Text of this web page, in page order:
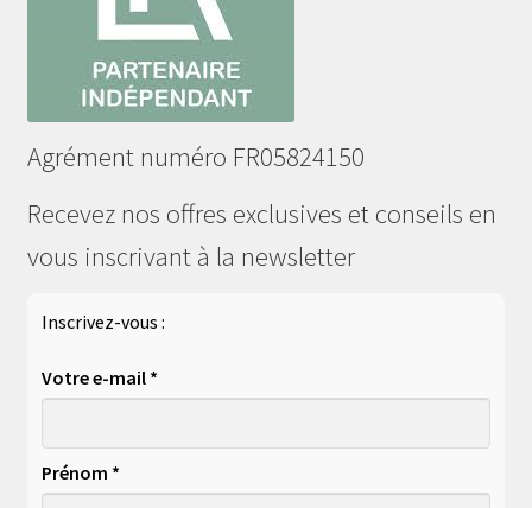
Agrément numéro FR05824150
Recevez nos offres exclusives et conseils en
vous inscrivant à la newsletter
Inscrivez-vous :
Votre e-mail *
Prénom *